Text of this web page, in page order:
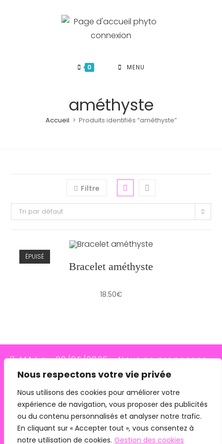
Nous respectons votre vie privée
Nous utilisons des cookies pour améliorer votre
expérience de navigation, vous proposer des publicités
ou du contenu personnalisés et analyser notre trafic.
En cliquant sur « Accepter tout », vous consentez à
notre utilisation de cookies. Gestion des cookies
MAJ au 09/05/2026 - Nous ne proposons
plus le transporteur Relais Colis (placés en
redressement judiciaire le 10/03/26, ils
n'assurent plus les livraisons depuis le
07/05/26). Pour les commandes avec
remise en main propre, merci de me
0 MENU
améthyste
Accueil > Produits identifiés “améthyste”
Filtre
Tri par défaut
ÉPUISÉ
Bracelet améthyste
18.50€